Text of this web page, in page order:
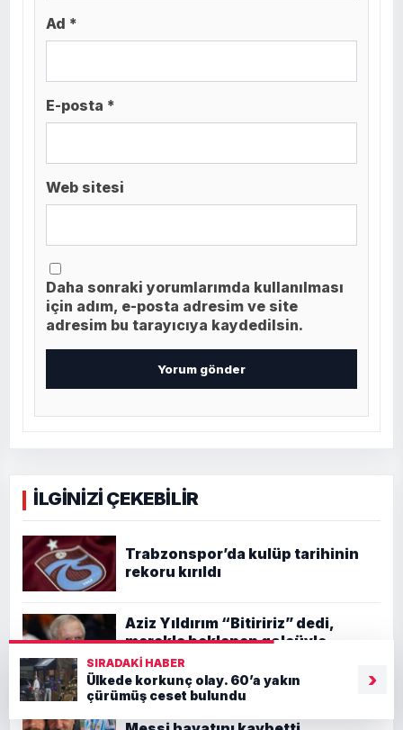
Ad *
E-posta *
Web sitesi
Daha sonraki yorumlarımda kullanılması
için adım, e-posta adresim ve site
adresim bu tarayıcıya kaydedilsin.
İLGİNİZİ ÇEKEBİLİR
Trabzonspor’da kulüp tarihinin
rekoru kırıldı
Aziz Yıldırım “Bitiririz” dedi,
merakla beklenen golcüyle
anlaşmaya varıldı
SIRADAKI HABER
Ülkede korkunç olay. 60’a yakın
çürümüş ceset bulundu
›